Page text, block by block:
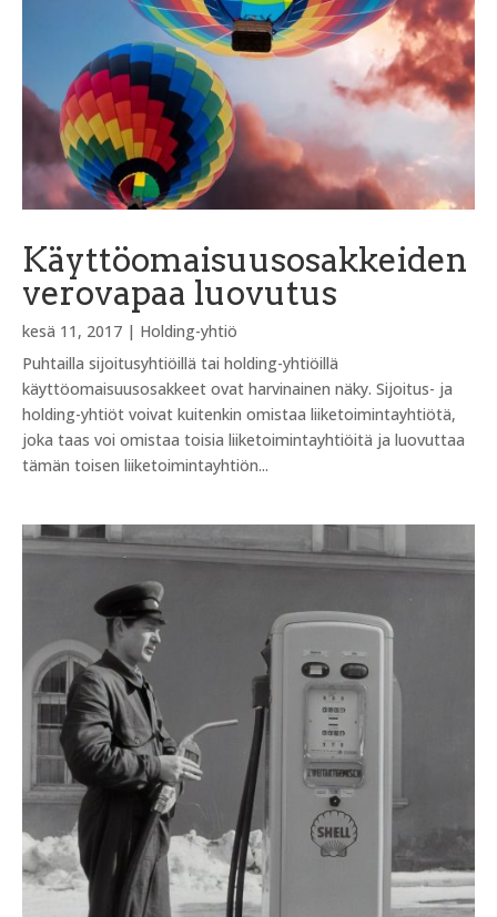
Käyttöomaisuusosakkeiden
verovapaa luovutus
kesä 11, 2017 | Holding-yhtiö
Puhtailla sijoitusyhtiöillä tai holding-yhtiöillä
käyttöomaisuusosakkeet ovat harvinainen näky. Sijoitus- ja
holding-yhtiöt voivat kuitenkin omistaa liiketoimintayhtiötä,
joka taas voi omistaa toisia liiketoimintayhtiöitä ja luovuttaa
tämän toisen liiketoimintayhtiön...